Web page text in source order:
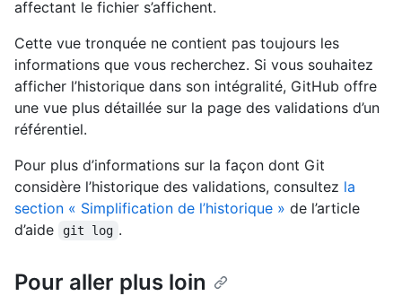
affectant le fichier s’affichent.
Cette vue tronquée ne contient pas toujours les
informations que vous recherchez. Si vous souhaitez
afficher l’historique dans son intégralité, GitHub offre
une vue plus détaillée sur la page des validations d’un
référentiel.
Pour plus d’informations sur la façon dont Git
considère l’historique des validations, consultez la
section « Simplification de l’historique » de l’article
d’aide
git log .
Pour aller plus loin